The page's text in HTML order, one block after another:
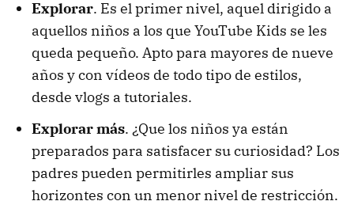
Explorar. Es el primer nivel, aquel dirigido a
aquellos niños a los que YouTube Kids se les
queda pequeño. Apto para mayores de nueve
años y con vídeos de todo tipo de estilos,
desde vlogs a tutoriales.
Explorar más. ¿Que los niños ya están
preparados para satisfacer su curiosidad? Los
padres pueden permitirles ampliar sus
horizontes con un menor nivel de restricción.